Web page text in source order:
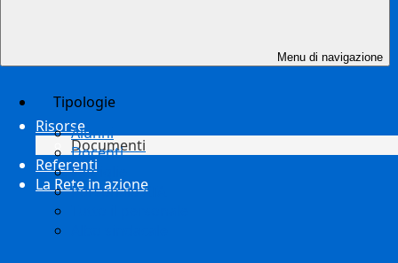
Risorse
Documenti
Referenti
La Rete in azione
Menu di navigazione
Tipologie
Alunni
Docenti
Famiglie
Personale ATA